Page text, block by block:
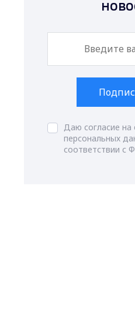
Даю согласие на
персональных
соответствии с